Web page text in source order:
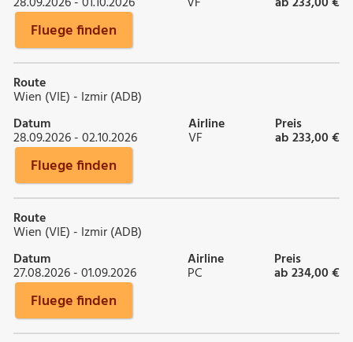
Fluege finden
Route
Wien (VIE) - Izmir (ADB)
Datum
28.09.2026 - 02.10.2026
Airline
VF
Preis
ab 233,00 €
Fluege finden
Route
Wien (VIE) - Izmir (ADB)
Datum
27.08.2026 - 01.09.2026
Airline
PC
Preis
ab 234,00 €
Fluege finden